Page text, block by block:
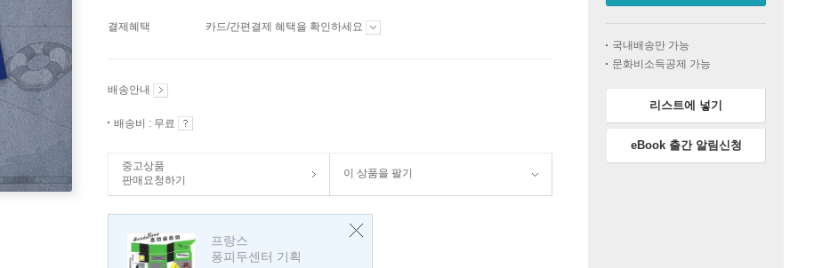
결제혜택 카드/간편결제 혜택을 확인하세요
배송안내
배송비 : 무료
중고상품
판매요청하기
이 상품을 팔기
프랑스
퐁피두센터 기획
국내배송만 가능
문화비소득공제 가능
리스트에 넣기
eBook 출간 알림신청